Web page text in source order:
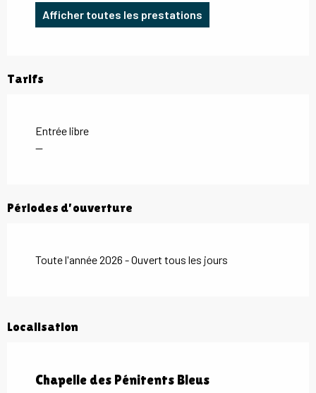
Afficher toutes les prestations
Tarifs
Entrée libre
—
Périodes d'ouverture
Toute l'année 2026 - Ouvert tous les jours
Localisation
Chapelle des Pénitents Bleus